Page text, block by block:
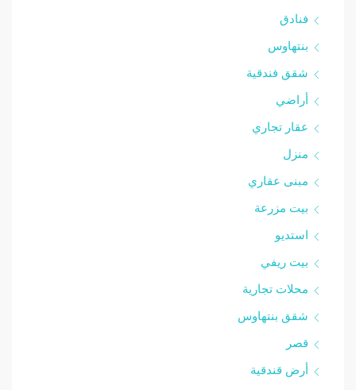
فنادق
بنتهاوس
شقق فندقية
أراضي
عقار تجاري
منزل
مبنى عقاري
بيت مزرعة
استديو
بيت ريفي
محلات تجارية
شقق بنتهاوس
قصر
أرض قندقية